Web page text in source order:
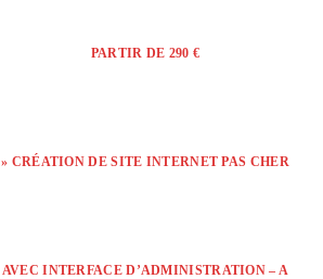
PARTIR DE 290 €
» CRÉATION DE SITE INTERNET PAS CHER
AVEC INTERFACE D’ADMINISTRATION – A